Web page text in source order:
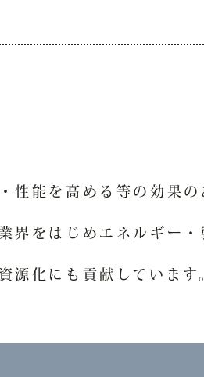
性能を高める等の効果
界をはじめエネルギー
源化にも貢献しています